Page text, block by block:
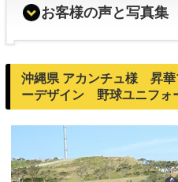
お客様の声と写真集
沖縄県 アカンチュ様 昇
ーデザイン 野球ユニフ